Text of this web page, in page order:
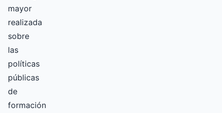
mayor
realizada
sobre
las
políticas
públicas
de
formación